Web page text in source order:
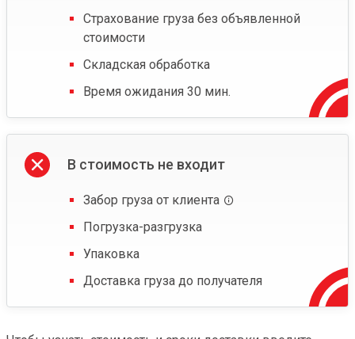
Страхование груза без объявленной
стоимости
Складская обработка
Время ожидания 30 мин.
В стоимость не входит
Забор груза от клиента
Погрузка-разгрузка
Упаковка
Доставка груза до получателя